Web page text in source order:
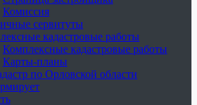
Комиссия
сервитуты
кадастровые работы
Комплексные кадастровые работы
Карты-планы
по Орловской области